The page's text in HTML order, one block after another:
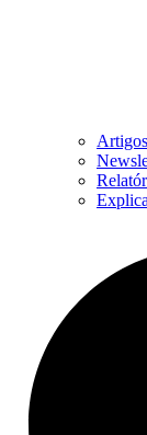
Artigos
Explica